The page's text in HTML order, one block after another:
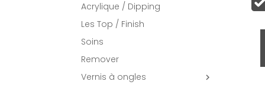
Acrylique / Dipping
Les Top / Finish
Soins
Remover
Vernis à ongles
